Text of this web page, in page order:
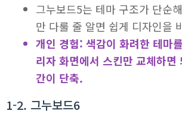
그누보드5는 테마 구조가 단순
만 다룰 줄 알면 쉽게 디자인을
개인 경험: 색감이 화려한 테마
리자 화면에서 스킨만 교체하면
간이 단축.
1-2. 그누보드6